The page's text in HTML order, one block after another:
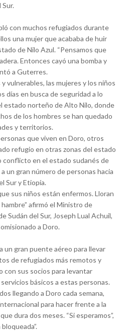
con muchos refugiados durante
una mujer que acababa de huir
de Nilo Azul. “Pensamos que
Entonces cayó una bomba y
a Guterres.
vulnerables, las mujeres y los niños
días en busca de seguridad a lo
estado norteño de Alto Nilo, donde
de los hombres se han quedado
y territorios.
que viven en Doro, otros
refugio en otras zonas del estado
conflicto en el estado sudanés de
un gran número de personas hacia
Sur y Etiopía.
sus niños están enfermos. Lloran
afirmó el Ministro de
Sudán del Sur, Joseph Lual Achuil,
a Doro.
un gran puente aéreo para llevar
de refugiados más remotos y
con sus socios para levantar
básicos a estas personas.
llegando a Doro cada semana,
para hacer frente a la
dura dos meses. “Si esperamos”,